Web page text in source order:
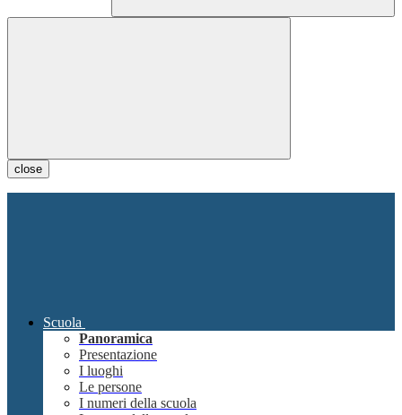
close
Scuola
Panoramica
Presentazione
I luoghi
Le persone
I numeri della scuola